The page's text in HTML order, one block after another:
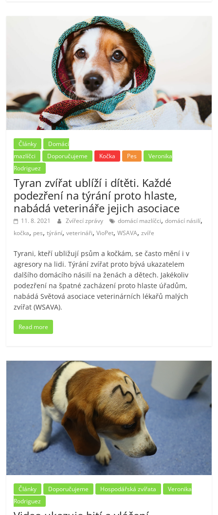
Články
Domácí
mazlíčci
Doporučujeme Kočka Pes
Veronika
Rodriguez
Tyran zvířat ublíží i dítěti. Každé
podezření na týrání proto hlaste,
nabádá veterináře jejich asociace
11. 8. 2021 Zvířecí zprávy domácí mazlíčci,domácí násilí,
kočka, pes,týrání,veterináři,VioPet,WSAVA,zvíře
Tyrani, kteří ubližují psům a kočkám, se často mění i v
agresory na lidi. Týrání zvířat proto bývá ukazatelem
dalšího domácího násilí na ženách a dětech. Jakékoliv
podezření na špatné zacházení proto hlaste úřadům,
nabádá Světová asociace veterinárních lékařů malých
zvířat (WSAVA).
Read more
Články Doporučujeme Hospodářská zvířata
Veronika
Rodriguez